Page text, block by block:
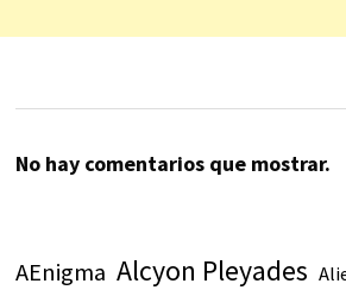
No hay comentarios que mostrar.
AEnigma Alcyon Pleyades